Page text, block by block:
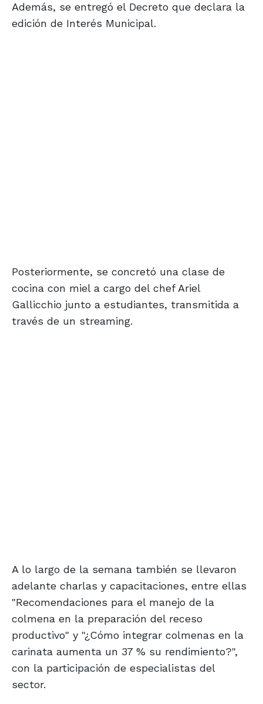
Además, se entregó el Decreto que declara la
edición de Interés Municipal.
Posteriormente, se concretó una clase de
cocina con miel a cargo del chef Ariel
Gallicchio junto a estudiantes, transmitida a
través de un streaming.
A lo largo de la semana también se llevaron
adelante charlas y capacitaciones, entre ellas
"Recomendaciones para el manejo de la
colmena en la preparación del receso
productivo" y "¿Cómo integrar colmenas en la
carinata aumenta un 37 % su rendimiento?",
con la participación de especialistas del
sector.